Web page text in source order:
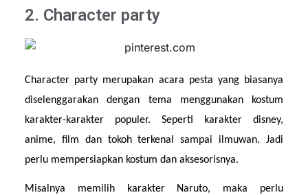
2. Character party
Character party merupakan acara pesta yang biasanya
diselenggarakan dengan tema menggunakan kostum
karakter-karakter populer. Seperti karakter disney,
anime, film dan tokoh terkenal sampai ilmuwan. Jadi
perlu mempersiapkan kostum dan aksesorisnya.
Misalnya memilih karakter Naruto, maka perlu